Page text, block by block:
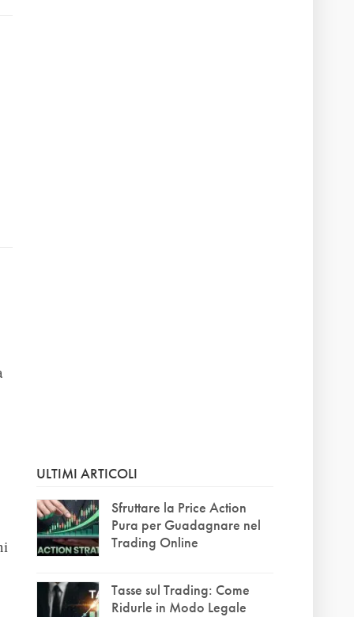
ULTIMI ARTICOLI
Sfruttare la Price Action
Pura per Guadagnare nel
Trading Online
Tasse sul Trading: Come
Ridurle in Modo Legale